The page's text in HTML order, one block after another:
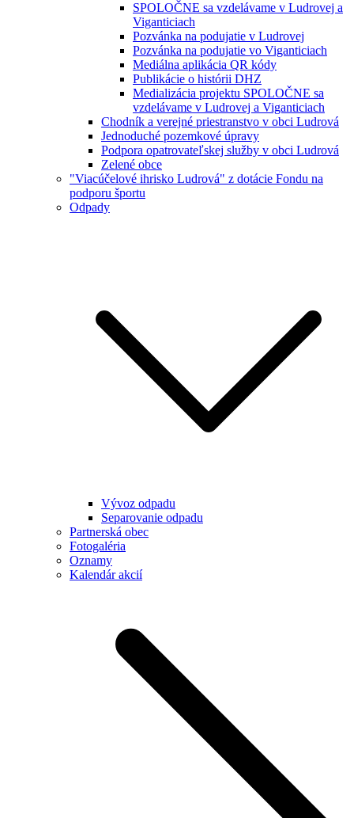
SPOLOČNE sa vzdelávame v Ludrovej a
Viganticiach
Pozvánka na podujatie v Ludrovej
Pozvánka na podujatie vo Viganticiach
Mediálna aplikácia QR kódy
Publikácie o histórii DHZ
Medializácia projektu SPOLOČNE sa
vzdelávame v Ludrovej a Viganticiach
Chodník a verejné priestranstvo v obci Ludrová
Jednoduché pozemkové úpravy
Podpora opatrovateľskej služby v obci Ludrová
Zelené obce
"Viacúčelové ihrisko Ludrová" z dotácie Fondu na
podporu športu
Odpady
Vývoz odpadu
Separovanie odpadu
Partnerská obec
Fotogaléria
Oznamy
Kalendár akcií